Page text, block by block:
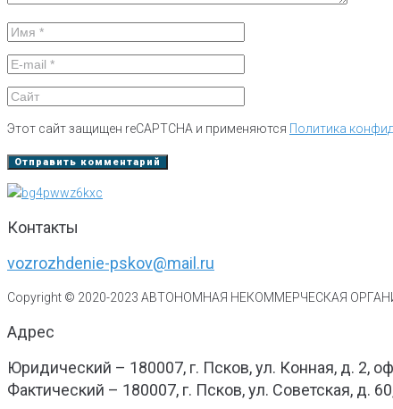
Этот сайт защищен reCAPTCHA и применяются Политика
Контакты
vozrozhdenie-pskov@mail.ru
Copyright © 2020-2023 АВТОНОМНАЯ НЕКОММЕРЧЕСКАЯ
Адрес
Юридический – 180007, г. Псков, ул. Конная, д. 2,
Фактический – 180007, г. Псков, ул. Советская, д.